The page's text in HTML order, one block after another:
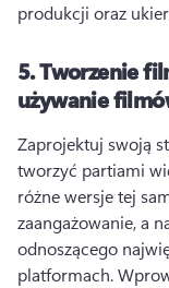
produkcji oraz
5.Tworzenie
używanie
Zaprojektuj swoją
tworzyć partiami
różne wersje tej
zaangażowanie, a
odnoszącego
platformach.